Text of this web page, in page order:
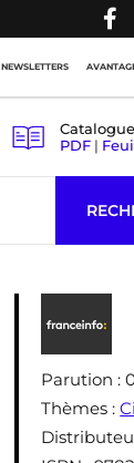
NEWSLETTERS
Catalogue
PDF |
Parution :
Thèmes :